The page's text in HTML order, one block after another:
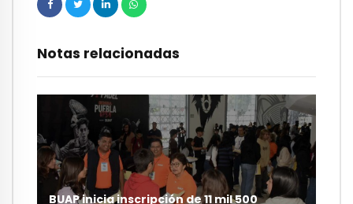
Notas relacionadas
BUAP inicia inscripción de 11 mil 500